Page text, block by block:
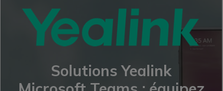
Solutions Yealink